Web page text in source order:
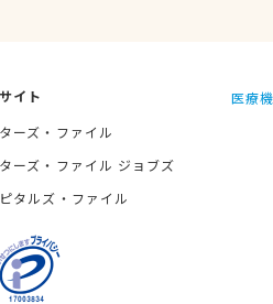
イト
ーズ・ファイル
ーズ・ファイル ジョブズ
タルズ・ファイル
医療